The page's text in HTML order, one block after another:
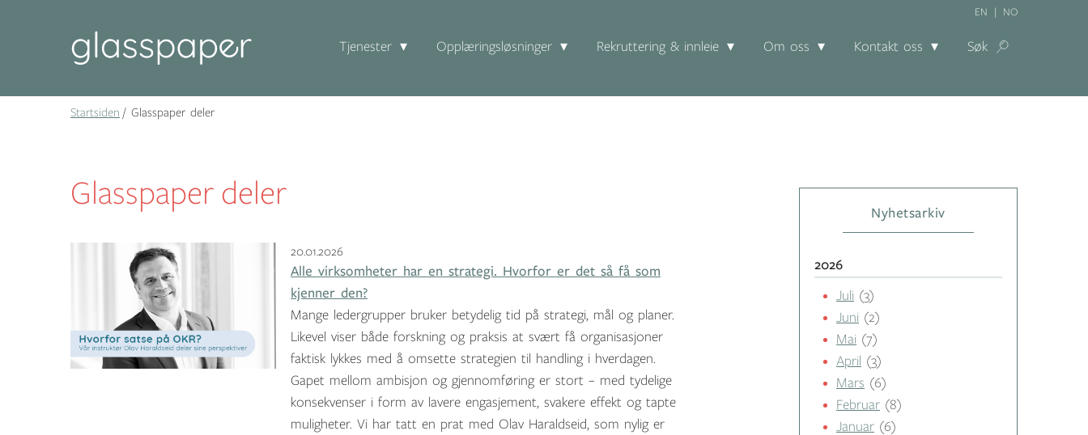
EN NO
Tjenester Opplæringsløsninger Rekruttering & innleie Om oss Kontakt oss Søk
Startsiden Glasspaper deler
Glasspaper deler
20.01.2026
Alle virksomheter har en strategi. Hvorfor er det så få som
kjenner den?
Mange ledergrupper bruker betydelig tid på strategi, mål og planer.
Likevel viser både forskning og praksis at svært få organisasjoner
faktisk lykkes med å omsette strategien til handling i hverdagen.
Gapet mellom ambisjon og gjennomføring er stort – med tydelige
konsekvenser i form av lavere engasjement, svakere effekt og tapte
muligheter. Vi har tatt en prat med Olav Haraldseid, som nylig er
Nyhetsarkiv
2026
Juli (3)
Juni (2)
Mai (7)
April
(3)
Mars (6)
Februar (8)
Januar (6)